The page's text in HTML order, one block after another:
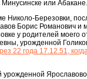
или Абакане.
Николо-Березовки,
Борис Романович и
у родителей моего
урожденной
22 года 17.12.51,
урожденной